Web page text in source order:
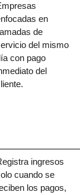
en
de
del mismo
con pago
del
ingresos
cuando se
los pagos,